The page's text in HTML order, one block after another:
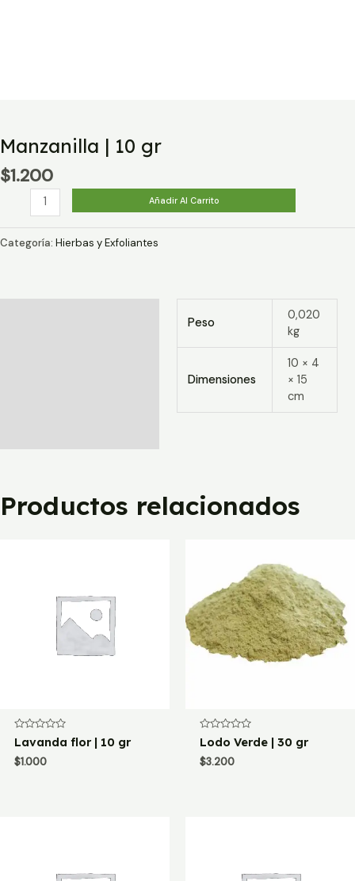
Manzanilla | 10 gr
$1.200
Manzanilla
10
Añadir Al Carrito
Categoría: Hierbas y Exfoliantes
Peso
0,020
kg
Dimensiones
10 × 4
× 15
cm
Productos relacionados
Valorado
con
0
de
Lavanda flor | 10 gr
$1.000
Valorado
con
0
de
Lodo Verde | 30 gr
$3.200